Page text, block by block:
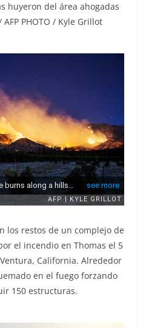
huyeron del área ahogadas
PHOTO / Kyle Grillot
los restos de un complejo de
el incendio en Thomas el 5
California. Alrededor
en el fuego forzando
150 estructuras.